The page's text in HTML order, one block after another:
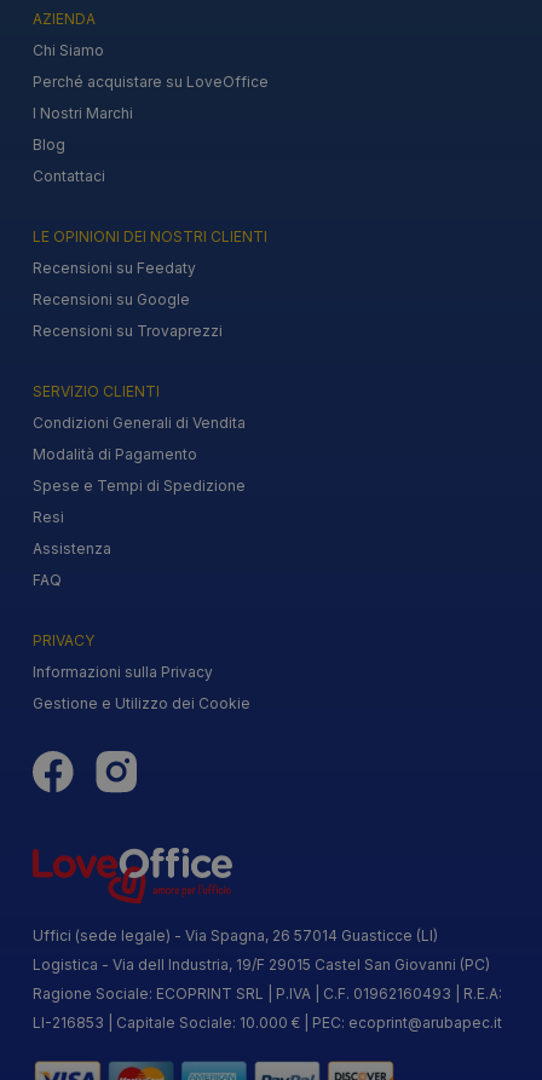
AZIENDA
Chi Siamo
Perché acquistare su LoveOffice
I Nostri Marchi
Blog
Contattaci
LE OPINIONI DEI NOSTRI CLIENTI
Recensioni su Feedaty
Recensioni su Google
Recensioni su Trovaprezzi
SERVIZIO CLIENTI
Condizioni Generali di Vendita
Modalità di Pagamento
Spese e Tempi di Spedizione
Resi
Assistenza
FAQ
PRIVACY
Informazioni sulla Privacy
Gestione e Utilizzo dei Cookie
Uffici (sede legale) - Via Spagna, 26 57014 Guasticce (LI)
Logistica - Via dell Industria, 19/F 29015 Castel San Giovanni (PC)
Ragione Sociale: ECOPRINT SRL | P.IVA | C.F. 01962160493 | R.E.A:
LI-216853 | Capitale Sociale: 10.000 € | PEC: ecoprint@arubapec.it